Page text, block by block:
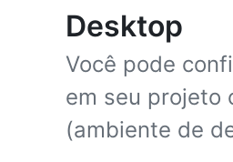
Desktop
Você pode
em seu projeto
(ambiente de